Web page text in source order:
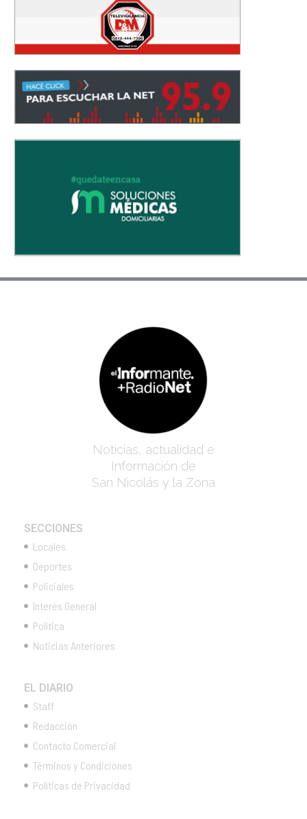
Noticias, actualidad e
Información de
San Nicolás y la Zona
SECCIONES
Locales
Deportes
Policiales
Interés General
Política
Noticias Anteriores
EL DIARIO
Staff
Redacción
Contacto Comercial
Términos y Condiciones
Políticas de Privacidad